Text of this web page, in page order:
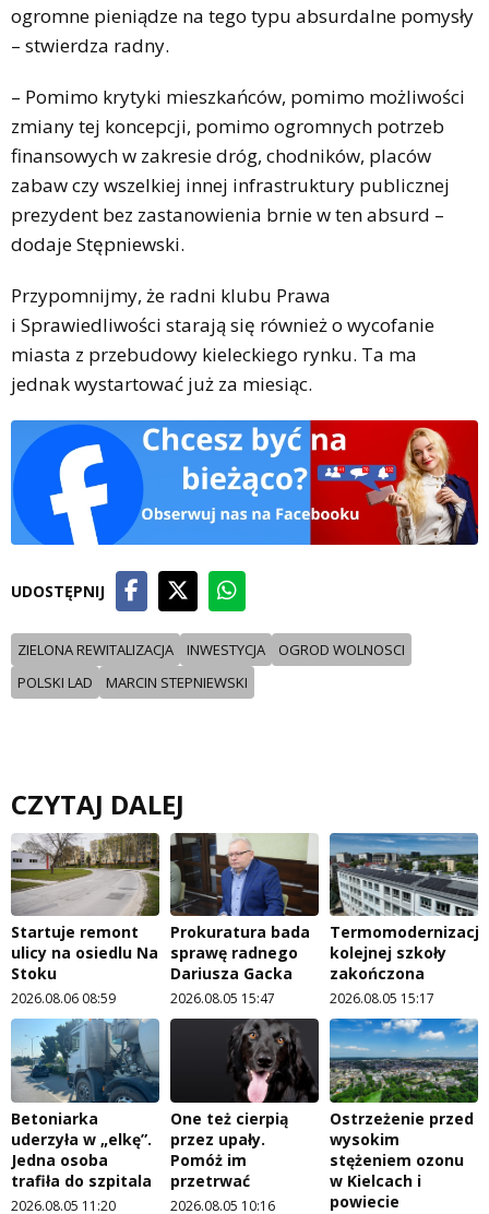
ogromne pieniądze na tego typu absurdalne pomysły
– stwierdza radny.
– Pomimo krytyki mieszkańców, pomimo możliwości
zmiany tej koncepcji, pomimo ogromnych potrzeb
finansowych w zakresie dróg, chodników, placów
zabaw czy wszelkiej innej infrastruktury publicznej
prezydent bez zastanowienia brnie w ten absurd –
dodaje Stępniewski.
Przypomnijmy, że radni klubu Prawa
i Sprawiedliwości starają się również o wycofanie
miasta z przebudowy kieleckiego rynku. Ta ma
jednak wystartować już za miesiąc.
UDOSTĘPNIJ
ZIELONA REWITALIZACJA INWESTYCJA
OGROD WOLNOSCI
POLSKI LAD
MARCIN STEPNIEWSKI
CZYTAJ DALEJ
Startuje remont
ulicy na osiedlu Na
Stoku
2026.08.06 08:59
Prokuratura bada
sprawę radnego
Dariusza Gacka
2026.08.05 15:47
Termomodernizacja
kolejnej szkoły
zakończona
2026.08.05 15:17
Betoniarka
uderzyła w „elkę”.
Jedna osoba
trafiła do szpitala
2026.08.05 11:20
One też cierpią
przez upały.
Pomóż im
przetrwać
2026.08.05 10:16
Ostrzeżenie przed
wysokim
stężeniem ozonu
w Kielcach i
powiecie